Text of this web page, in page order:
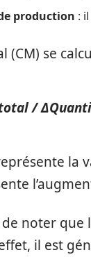
production :
(CM) se
/
la
noter que
il est